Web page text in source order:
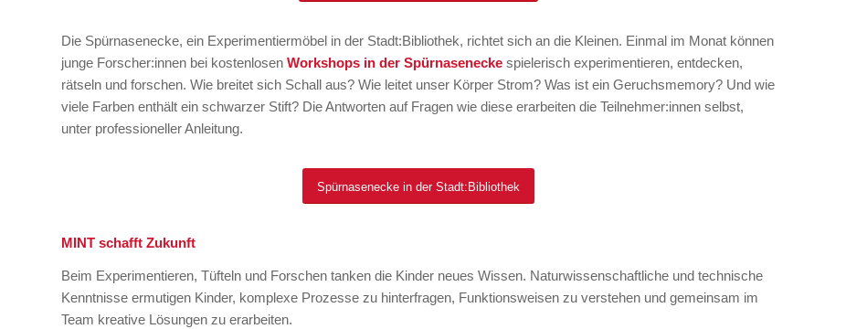
Die Spürnasenecke, ein Experimentiermöbel in der Stadt:Bibliothek, richtet sich an die Kleinen. Einmal im Monat können
junge Forscher:innen bei kostenlosen Workshops in der Spürnasenecke spielerisch experimentieren, entdecken,
rätseln und forschen. Wie breitet sich Schall aus? Wie leitet unser Körper Strom? Was ist ein Geruchsmemory? Und wie
viele Farben enthält ein schwarzer Stift? Die Antworten auf Fragen wie diese erarbeiten die Teilnehmer:innen selbst,
unter professioneller Anleitung.
Spürnasenecke in der Stadt:Bibliothek
MINT schafft Zukunft
Beim Experimentieren, Tüfteln und Forschen tanken die Kinder neues Wissen. Naturwissenschaftliche und technische
Kenntnisse ermutigen Kinder, komplexe Prozesse zu hinterfragen, Funktionsweisen zu verstehen und gemeinsam im
Team kreative Lösungen zu erarbeiten.